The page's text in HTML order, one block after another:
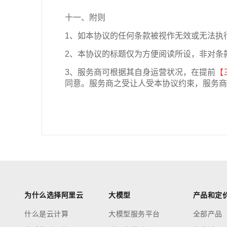
十一、附则
1、如本协议的任何条款被视作无效或无法
2、本协议的标题仅为方便阅读所设，非对
3、服务商可根据其自身运营状况，在提前
同意。服务商之受让人受本协议约束，服务
为什么选择阿里云
什么是云计算
大模型
大模型服务平台
产品和定
全部产品